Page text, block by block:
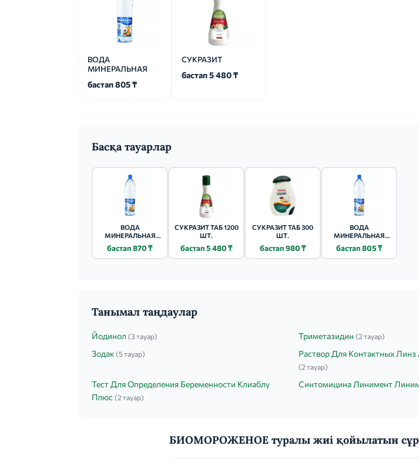
ВОДА
МИНЕРАЛЬНАЯ
бастап 805 ₸
СУКРАЗИТ
бастап 5 480 ₸
Басқа тауарлар
ВОДА
МИНЕРАЛЬНАЯ
бастап 870 ₸
СУКРАЗИТ ТАБ 1200
ШТ.
бастап 5 480 ₸
СУКРАЗИТ ТАБ 300
ШТ.
бастап 980 ₸
ВОДА
МИНЕРАЛЬНАЯ
бастап 805 ₸
Танымал таңдаулар
Йодинол (3 тауар) Триметазидин (2 тауар)
Зодак (5 тауар) Раствор Для Контактных Линз
(2 тауар)
Тест Для Определения Беременности Клиаблу
Плюс (2 тауар)
Синтомицина Линимент
БИОМОРОЖЕНОЕ туралы жиі қойылатын